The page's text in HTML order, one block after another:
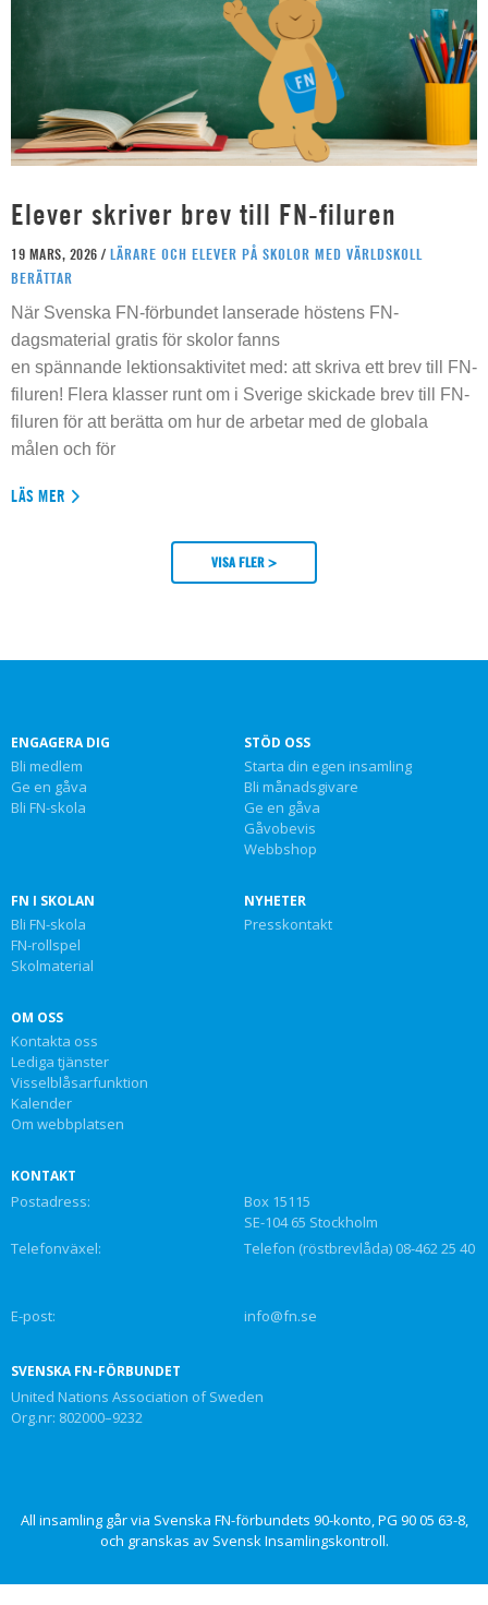
Elever skriver brev till FN-filuren
19 MARS, 2026 / LÄRARE OCH ELEVER PÅ SKOLOR MED VÄRLDSKOLL
BERÄTTAR
När Svenska FN-förbundet lanserade höstens FN-
dagsmaterial gratis för skolor fanns
en spännande lektionsaktivitet med: att skriva ett brev till FN-
filuren! Flera klasser runt om i Sverige skickade brev till FN-
filuren för att berätta om hur de arbetar med de globala
målen och för
LÄS MER
VISA FLER >
ENGAGERA DIG
Bli medlem
Ge en gåva
Bli FN-skola
STÖD OSS
Starta din egen insamling
Bli månadsgivare
Ge en gåva
Gåvobevis
Webbshop
FN I SKOLAN
Bli FN-skola
FN-rollspel
Skolmaterial
NYHETER
Presskontakt
OM OSS
Kontakta oss
Lediga tjänster
Visselblåsarfunktion
Kalender
Om webbplatsen
KONTAKT
Postadress:
Box 15115
SE-104 65 Stockholm
Telefonväxel:
Telefon (röstbrevlåda) 08-462 25 40
E-post: info@fn.se
SVENSKA FN-FÖRBUNDET
United Nations Association of Sweden
Org.nr: 802000–9232
All insamling går via Svenska FN-förbundets 90-konto, PG 90 05 63-8,
och granskas av Svensk Insamlingskontroll.